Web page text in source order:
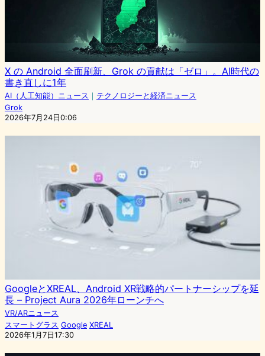
X の Android 全面刷新、Grok の貢献は「ゼロ」。AI時代の
書き直しに1年
AI（人工知能）ニュース ｜ テクノロジーと経済ニュース
Grok
2026年7月24日0:06
GoogleとXREAL、Android XR戦略的パートナーシップを延
長 – Project Aura 2026年ローンチへ
VR/ARニュース
スマートグラス Google XREAL
2026年1月7日17:30